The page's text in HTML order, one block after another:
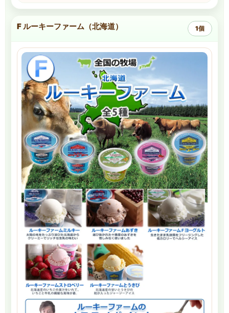
F ルーキーファーム（北海道） 1個